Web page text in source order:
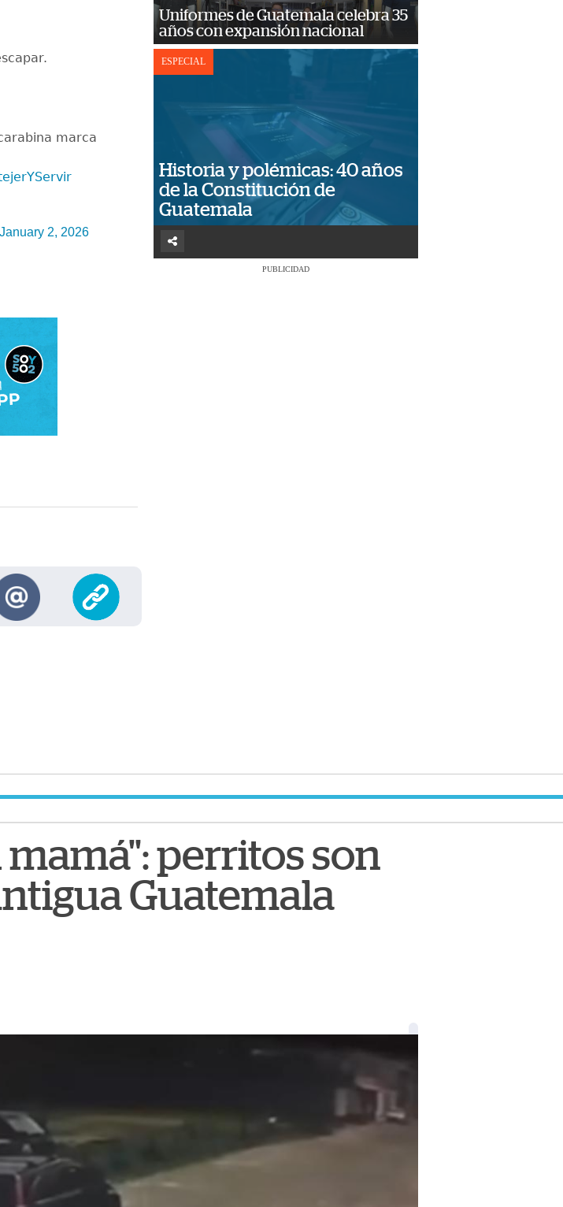
marca
January 2, 2026
Uniformes de Guatemala celebra 35
años con expansión nacional
ESPECIAL
Historia y polémicas: 40 años
de la Constitución de
Guatemala
PUBLICIDAD
perritos son
Guatemala